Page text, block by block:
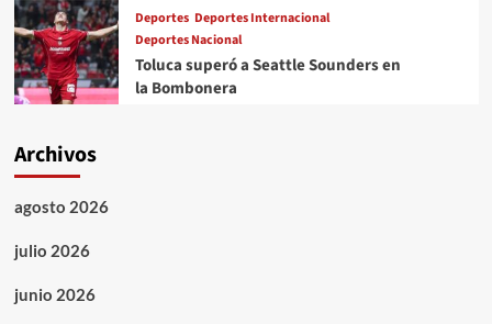
Deportes Deportes Internacional
Deportes Nacional
Toluca superó a Seattle Sounders en
la Bombonera
Archivos
agosto 2026
julio 2026
junio 2026